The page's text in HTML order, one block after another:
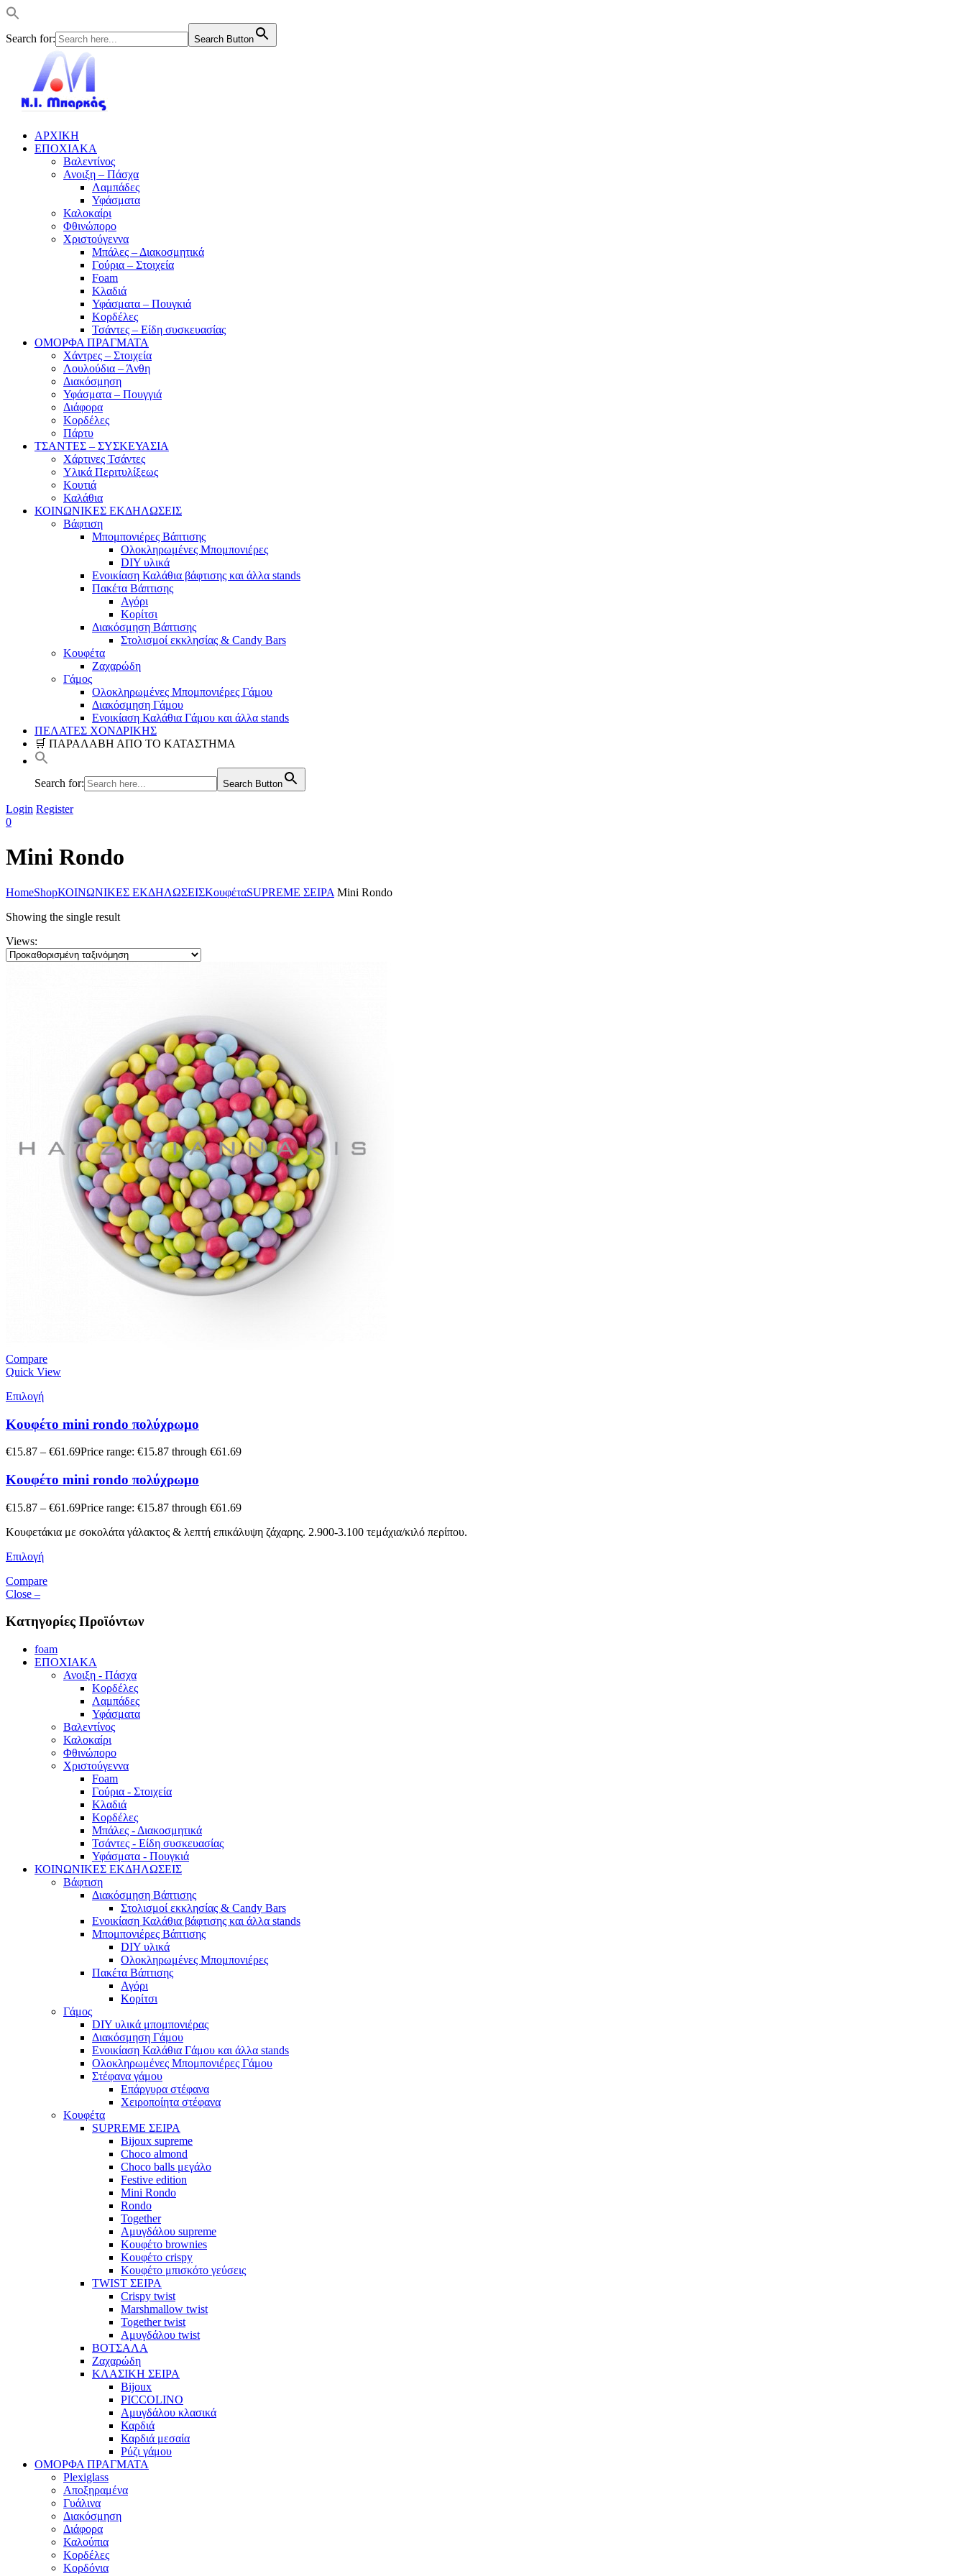
Search for: Search Button
ΑΡΧΙΚΗ
ΕΠΟΧΙΑΚΑ
Βαλεντίνος
Ανοιξη – Πάσχα
Λαμπάδες
Υφάσματα
Καλοκαίρι
Φθινώπορο
Χριστούγεννα
Μπάλες – Διακοσμητικά
Γούρια – Στοιχεία
Foam
Κλαδιά
Υφάσματα – Πουγκιά
Κορδέλες
Τσάντες – Είδη συσκευασίας
ΟΜΟΡΦΑ ΠΡΑΓΜΑΤΑ
Χάντρες – Στοιχεία
Λουλούδια – Άνθη
Διακόσμηση
Υφάσματα – Πουγγιά
Διάφορα
Κορδέλες
Πάρτυ
ΤΣΑΝΤΕΣ – ΣΥΣΚΕΥΑΣΙΑ
Χάρτινες Τσάντες
Υλικά Περιτυλίξεως
Κουτιά
Καλάθια
ΚΟΙΝΩΝΙΚΕΣ ΕΚΔΗΛΩΣΕΙΣ
Βάφτιση
Μπομπονιέρες Βάπτισης
Ολοκληρωμένες Μπομπονιέρες
DIY υλικά
Ενοικίαση Καλάθια βάφτισης και άλλα stands
Πακέτα Βάπτισης
Αγόρι
Κορίτσι
Διακόσμηση Βάπτισης
Στολισμοί εκκλησίας & Candy Bars
Κουφέτα
Ζαχαρώδη
Γάμος
Ολοκληρωμένες Μπομπονιέρες Γάμου
Διακόσμηση Γάμου
Ενοικίαση Καλάθια Γάμου και άλλα stands
ΠΕΛΑΤΕΣ ΧΟΝΔΡΙΚΗΣ
🛒 ΠΑΡΑΛΑΒΗ ΑΠΟ ΤΟ ΚΑΤΑΣΤΗΜΑ
Search for: Search Button
Login Register
0
Mini Rondo
HomeShopΚΟΙΝΩΝΙΚΕΣ ΕΚΔΗΛΩΣΕΙΣΚουφέταSUPREME ΣΕΙΡΑ Mini Rondo
Showing the single result
Views:
Compare
Quick View
Επιλογή
Κουφέτο mini rondo πολύχρωμο
€15.87 – €61.69Price range: €15.87 through €61.69
Κουφέτο mini rondo πολύχρωμο
€15.87 – €61.69Price range: €15.87 through €61.69
Κουφετάκια με σοκολάτα γάλακτος & λεπτή επικάλυψη ζάχαρης. 2.900-3.100 τεμάχια/κιλό περίπου.
Επιλογή
Compare
Close –
Κατηγορίες Προϊόντων
foam
ΕΠΟΧΙΑΚΑ
Ανοιξη - Πάσχα
Κορδέλες
Λαμπάδες
Υφάσματα
Βαλεντίνος
Καλοκαίρι
Φθινώπορο
Χριστούγεννα
Foam
Γούρια - Στοιχεία
Κλαδιά
Κορδέλες
Μπάλες - Διακοσμητικά
Τσάντες - Είδη συσκευασίας
Υφάσματα - Πουγκιά
ΚΟΙΝΩΝΙΚΕΣ ΕΚΔΗΛΩΣΕΙΣ
Βάφτιση
Διακόσμηση Βάπτισης
Στολισμοί εκκλησίας & Candy Bars
Ενοικίαση Καλάθια βάφτισης και άλλα stands
Μπομπονιέρες Βάπτισης
DIY υλικά
Ολοκληρωμένες Μπομπονιέρες
Πακέτα Βάπτισης
Αγόρι
Κορίτσι
Γάμος
DIY υλικά μπομπονιέρας
Διακόσμηση Γάμου
Ενοικίαση Καλάθια Γάμου και άλλα stands
Ολοκληρωμένες Μπομπονιέρες Γάμου
Στέφανα γάμου
Επάργυρα στέφανα
Χειροποίητα στέφανα
Κουφέτα
SUPREME ΣΕΙΡΑ
Bijoux supreme
Choco almond
Choco balls μεγάλο
Festive edition
Mini Rondo
Rondo
Together
Αμυγδάλου supreme
Κουφέτο brownies
Κουφέτο crispy
Κουφέτο μπισκότο γεύσεις
TWIST ΣΕΙΡΑ
Crispy twist
Marshmallow twist
Together twist
Αμυγδάλου twist
ΒΟΤΣΑΛΑ
Ζαχαρώδη
ΚΛΑΣΙΚΗ ΣΕΙΡΑ
Bijoux
PICCOLINO
Αμυγδάλου κλασικά
Καρδιά
Καρδιά μεσαία
Ρύζι γάμου
ΟΜΟΡΦΑ ΠΡΑΓΜΑΤΑ
Plexiglass
Αποξηραμένα
Γυάλινα
Διακόσμηση
Διάφορα
Καλούπια
Κορδέλες
Κορδόνια